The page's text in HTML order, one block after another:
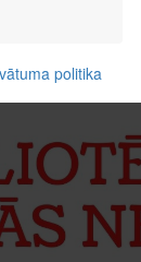
politika